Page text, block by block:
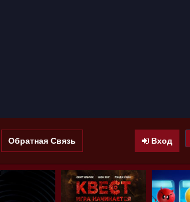
Обратная Связь Вход